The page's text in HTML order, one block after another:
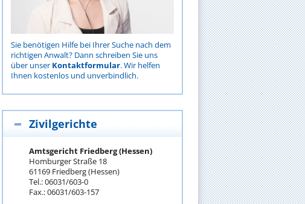
Sie benötigen Hilfe bei Ihrer Suche nach dem
richtigen Anwalt? Dann schreiben Sie uns
über unser Kontaktformular. Wir helfen
Ihnen kostenlos und unverbindlich.
Zivilgerichte
Amtsgericht Friedberg (Hessen)
Homburger Straße 18
61169 Friedberg (Hessen)
Tel.: 06031/603-0
Fax.: 06031/603-157